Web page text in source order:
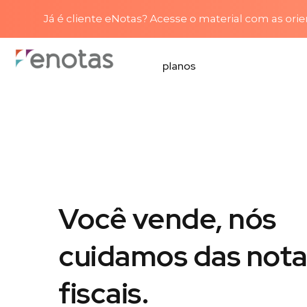
Já é cliente eNotas? Acesse o material com as
planos
Você vende, nós
cuidamos das
fiscais.